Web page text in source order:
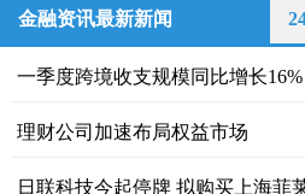
金融资讯最新新闻
一季度跨境收支规模同比增长
理财公司加速布局权益市场
日联科技今起停牌 拟购买上海菲